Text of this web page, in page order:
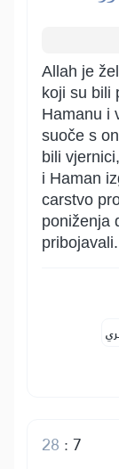
Allah je
koji su bili
Hamanu i
suoče s
bili
i Haman
carstvo
poniženja
pribojavali.
7
:
28